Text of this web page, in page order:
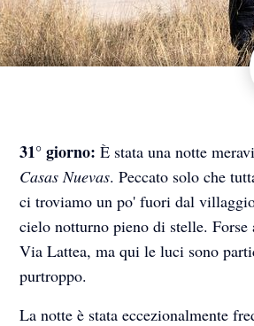
31° giorno: È stata una notte
Casas Nuevas. Peccato solo che
ci troviamo un po' fuori dal
cielo notturno pieno di stelle. Forse
Via Lattea, ma qui le luci sono
purtroppo.
La notte è stata eccezionalmente